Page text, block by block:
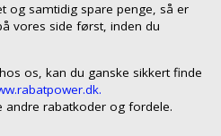
og samtidig spare penge, så er
vores side først, inden du
os, kan du ganske sikkert finde
andre rabatkoder og fordele.